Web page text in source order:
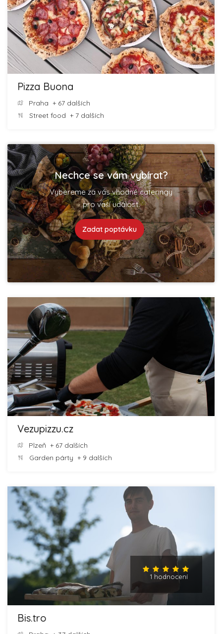
Pizza Buona
Praha + 67 dalších
Street food + 7 dalších
Nechce se vám vybírat?
Vybereme za vás vhodné cateringy
pro vaší událost.
Zadat poptávku
Vezupizzu.cz
Plzeň + 67 dalších
Garden párty + 9 dalších
1 hodnocení
Bis.tro